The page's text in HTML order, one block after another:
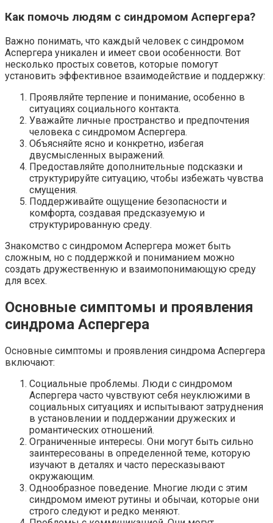
Как помочь людям с синдромом Аспергера?
Важно понимать, что каждый человек с синдромом
Аспергера уникален и имеет свои особенности. Вот
несколько простых советов, которые помогут
установить эффективное взаимодействие и поддержку:
Проявляйте терпение и понимание, особенно в
ситуациях социального контакта.
Уважайте личные пространство и предпочтения
человека с синдромом Аспергера.
Объясняйте ясно и конкретно, избегая
двусмысленных выражений.
Предоставляйте дополнительные подсказки и
структурируйте ситуацию, чтобы избежать чувства
смущения.
Поддерживайте ощущение безопасности и
комфорта, создавая предсказуемую и
структурированную среду.
Знакомство с синдромом Аспергера может быть
сложным, но с поддержкой и пониманием можно
создать дружественную и взаимопонимающую среду
для всех.
Основные симптомы и проявления
синдрома Аспергера
Основные симптомы и проявления синдрома Аспергера
включают:
Социальные проблемы. Люди с синдромом
Аспергера часто чувствуют себя неуклюжими в
социальных ситуациях и испытывают затруднения
в установлении и поддержании дружеских и
романтических отношений.
Ограниченные интересы. Они могут быть сильно
заинтересованы в определенной теме, которую
изучают в деталях и часто пересказывают
окружающим.
Однообразное поведение. Многие люди с этим
синдромом имеют рутины и обычаи, которые они
строго следуют и редко меняют.